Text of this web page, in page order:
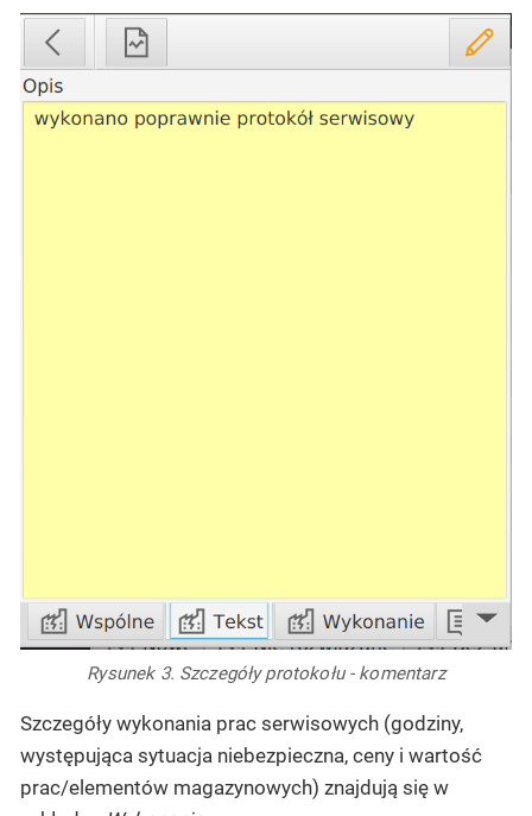
Rysunek 3. Szczegóły protokołu - komentarz
Szczegóły wykonania prac serwisowych (godziny,
występująca sytuacja niebezpieczna, ceny i wartość
prac/elementów magazynowych) znajdują się w